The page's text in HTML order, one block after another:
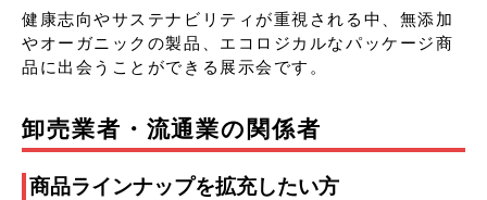
健康志向やサステナビリティが重視される中、無添加
やオーガニックの製品、エコロジカルなパッケージ商
品に出会うことができる展示会です。
卸売業者・流通業の関係者
商品ラインナップを拡充したい方